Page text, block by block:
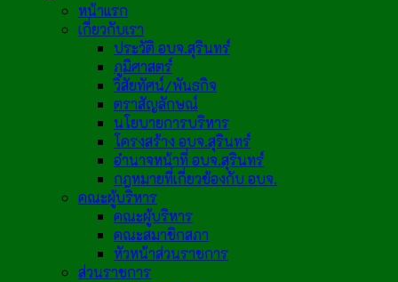
หน้าแรก
เกี่ยวกับเรา
ประวัติ อบจ.สุรินทร์
ภูมิศาสตร์
วิสัยทัศน์/พันธกิจ
ตราสัญลักษณ์
นโยบายการบริหาร
โครงสร้าง อบจ.สุรินทร์
อำนาจหน้าที่ อบจ.สุรินทร์
กฎหมายที่เกี่ยวข้องกับ อบจ.
คณะผู้บริหาร
คณะผู้บริหาร
คณะสมาชิกสภา
หัวหน้าส่วนราชการ
ส่วนราชการ